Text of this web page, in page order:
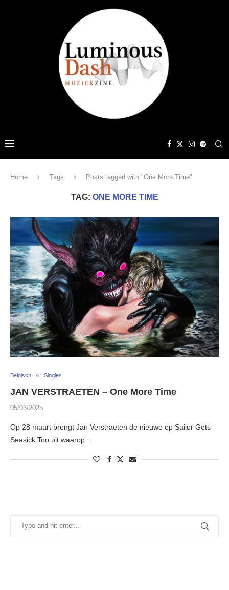
Home Tags Posts tagged with "One More Time"
TAG: ONE MORE TIME
Belgisch Singles
JAN VERSTRAETEN – One More Time
05/03/2025
Op 28 maart brengt Jan Verstraeten de nieuwe ep Sailor Gets
Seasick Too uit waarop …